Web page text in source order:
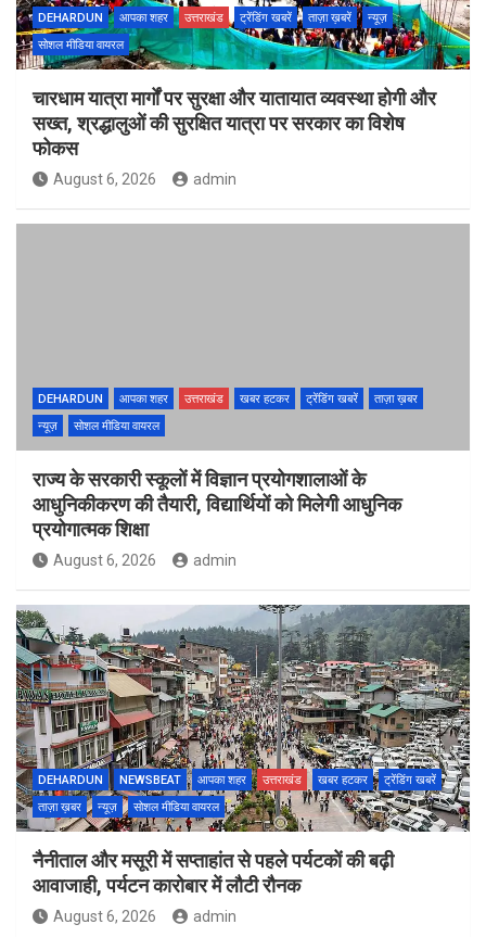
DEHARDUN आपका शहर उत्तराखंड ट्रेंडिंग खबरें ताज़ा ख़बरें
न्यूज़
सोशल मीडिया वायरल
चारधाम यात्रा मार्गों पर सुरक्षा और यातायात व्यवस्था होगी और
सख्त, श्रद्धालुओं की सुरक्षित यात्रा पर सरकार का विशेष
फोकस
August 6, 2026 admin
DEHARDUN आपका शहर उत्तराखंड खबर हटकर ट्रेंडिंग खबरें
ताज़ा ख़बर
न्यूज़
सोशल मीडिया वायरल
राज्य के सरकारी स्कूलों में विज्ञान प्रयोगशालाओं के
आधुनिकीकरण की तैयारी, विद्यार्थियों को मिलेगी आधुनिक
प्रयोगात्मक शिक्षा
August 6, 2026 admin
DEHARDUN NEWSBEAT आपका शहर उत्तराखंड खबर हटकर
ट्रेंडिंग खबरें
ताज़ा ख़बर
न्यूज़ सोशल मीडिया वायरल
नैनीताल और मसूरी में सप्ताहांत से पहले पर्यटकों की बढ़ी
आवाजाही, पर्यटन कारोबार में लौटी रौनक
August 6, 2026 admin